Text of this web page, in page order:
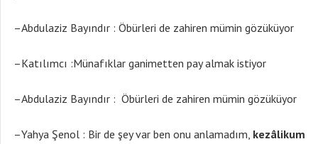
–Abdulaziz Bayındır : Öbürleri de zahiren mümin gözüküyor
–Katılımcı :Münafıklar ganimetten pay almak istiyor
–Abdulaziz Bayındır : Öbürleri de zahiren mümin gözüküyor
–Yahya Şenol : Bir de şey var ben onu anlamadım, kezâlikum